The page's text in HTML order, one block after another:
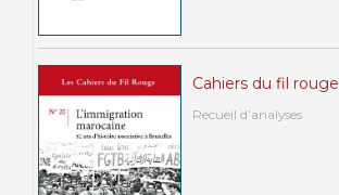
Cahiers du fil rouge
Recueil d’analyses